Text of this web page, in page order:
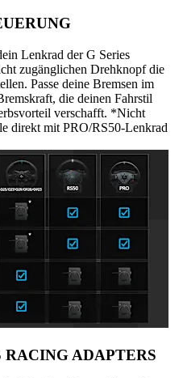
Lenkrad der G Series
zugänglichen Drehknopf die
Passe deine Bremsen im
die deinen Fahrstil
verschafft. *Nicht
direkt mit PRO/RS50-Lenkrad
ADAPTERS